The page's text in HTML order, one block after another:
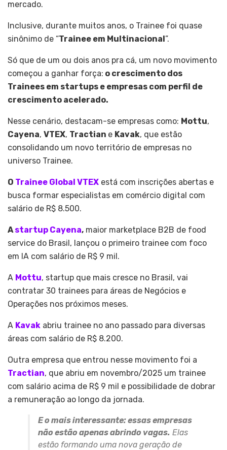
mercado.
Inclusive, durante muitos anos, o Trainee foi quase
sinônimo de “Trainee em Multinacional”.
Só que de um ou dois anos pra cá, um novo movimento
começou a ganhar força: o crescimento dos
Trainees em startups e empresas com perfil de
crescimento acelerado.
Nesse cenário, destacam-se empresas como: Mottu,
Cayena, VTEX, Tractian e Kavak, que estão
consolidando um novo território de empresas no
universo Trainee.
O Trainee Global VTEX está com inscrições abertas e
busca formar especialistas em comércio digital com
salário de R$ 8.500.
A startup Cayena, maior marketplace B2B de food
service do Brasil, lançou o primeiro trainee com foco
em IA com salário de R$ 9 mil.
A Mottu, startup que mais cresce no Brasil, vai
contratar 30 trainees para áreas de Negócios e
Operações nos próximos meses.
A Kavak abriu trainee no ano passado para diversas
áreas com salário de R$ 8.200.
Outra empresa que entrou nesse movimento foi a
Tractian, que abriu em novembro/2025 um trainee
com salário acima de R$ 9 mil e possibilidade de dobrar
a remuneração ao longo da jornada.
E o mais interessante: essas empresas
não estão apenas abrindo vagas. Elas
estão formando uma nova geração de